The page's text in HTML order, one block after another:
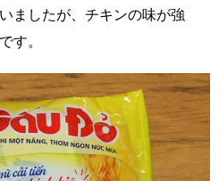
ましたが、チキンの味が強
す。